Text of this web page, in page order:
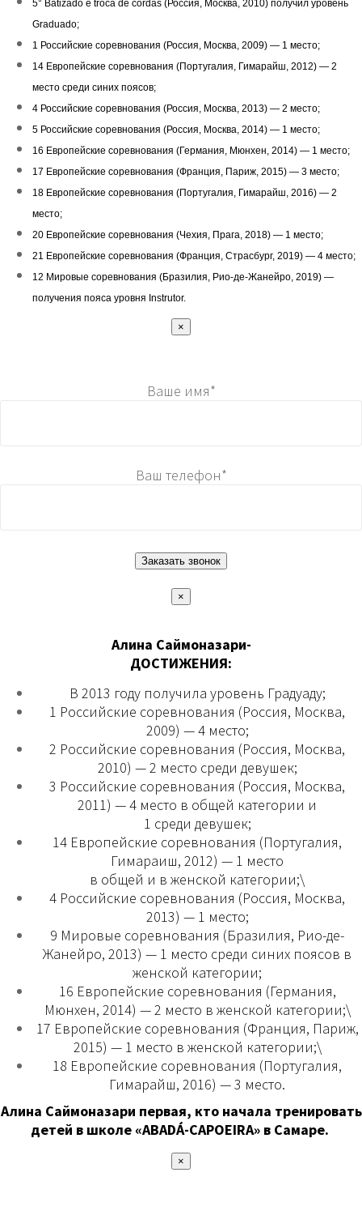
5° Batizado e troca de cordas (Россия, Москва, 2010) получил уровень
Graduado;
1 Российские соревнования (Россия, Москва, 2009) — 1 место;
14 Европейские соревнования (Португалия, Гимарайш, 2012) — 2
место среди синих поясов;
4 Российские соревнования (Россия, Москва, 2013) — 2 место;
5 Российские соревнования (Россия, Москва, 2014) — 1 место;
16 Европейские соревнования (Германия, Мюнхен, 2014) — 1 место;
17 Европейские соревнования (Франция, Париж, 2015) — 3 место;
18 Европейские соревнования (Португалия, Гимарайш, 2016) — 2
место;
20 Европейские соревнования (Чехия, Прага, 2018) — 1 место;
21 Европейские соревнования (Франция, Страсбург, 2019) — 4 место;
12 Мировые соревнования (Бразилия, Рио-де-Жанейро, 2019) —
получения пояса уровня Instrutor.
×
Ваше имя*
Ваш телефон*
×
Алина Саймоназари-
ДОСТИЖЕНИЯ:
В 2013 году получила уровень Градуаду;
1 Российские соревнования (Россия, Москва,
2009) — 4 место;
2 Российские соревнования (Россия, Москва,
2010) — 2 место среди девушек;
3 Российские соревнования (Россия, Москва,
2011) — 4 место в общей категории и
1 среди девушек;
14 Европейские соревнования (Португалия,
Гимараиш, 2012) — 1 место
в общей и в женской категории;\
4 Российские соревнования (Россия, Москва,
2013) — 1 место;
9 Мировые соревнования (Бразилия, Рио-де-
Жанейро, 2013) — 1 место среди синих поясов в
женской категории;
16 Европейские соревнования (Германия,
Мюнхен, 2014) — 2 место в женской категории;\
17 Европейские соревнования (Франция, Париж,
2015) — 1 место в женской категории;\
18 Европейские соревнования (Португалия,
Гимарайш, 2016) — 3 место.
Алина Саймоназари первая, кто начала тренировать
детей в школе «ABADÁ-CAPOEIRA» в Самаре.
×